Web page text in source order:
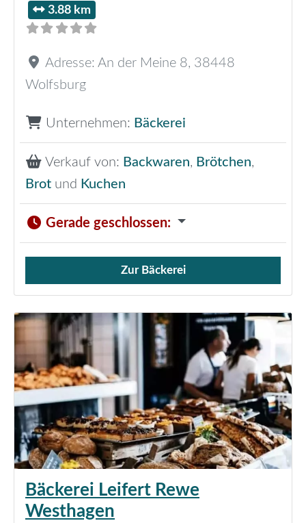
3.88 km
Adresse: An der Meine 8, 38448
Wolfsburg
Unternehmen: Bäckerei
Verkauf von: Backwaren, Brötchen,
Brot und Kuchen
Gerade geschlossen:
Verkauf von Brötchen,
Zur Bäckerei
Bäckerei Leifert Rewe
Westhagen